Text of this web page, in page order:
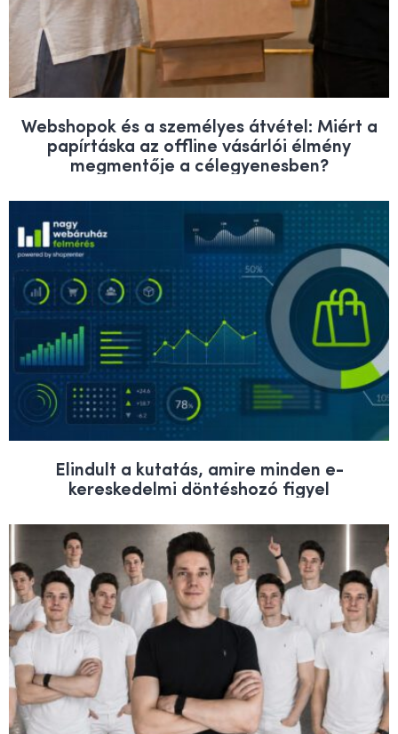
Webshopok és a személyes átvétel: Miért a
papírtáska az offline vásárlói élmény
megmentője a célegyenesben?
Elindult a kutatás, amire minden e-
kereskedelmi döntéshozó figyel